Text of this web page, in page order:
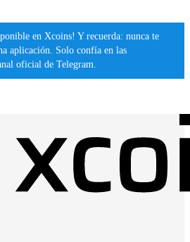
en Xcoins! Y recuerda: nunca te
aplicación. Solo confía en las
oficial de Telegram.